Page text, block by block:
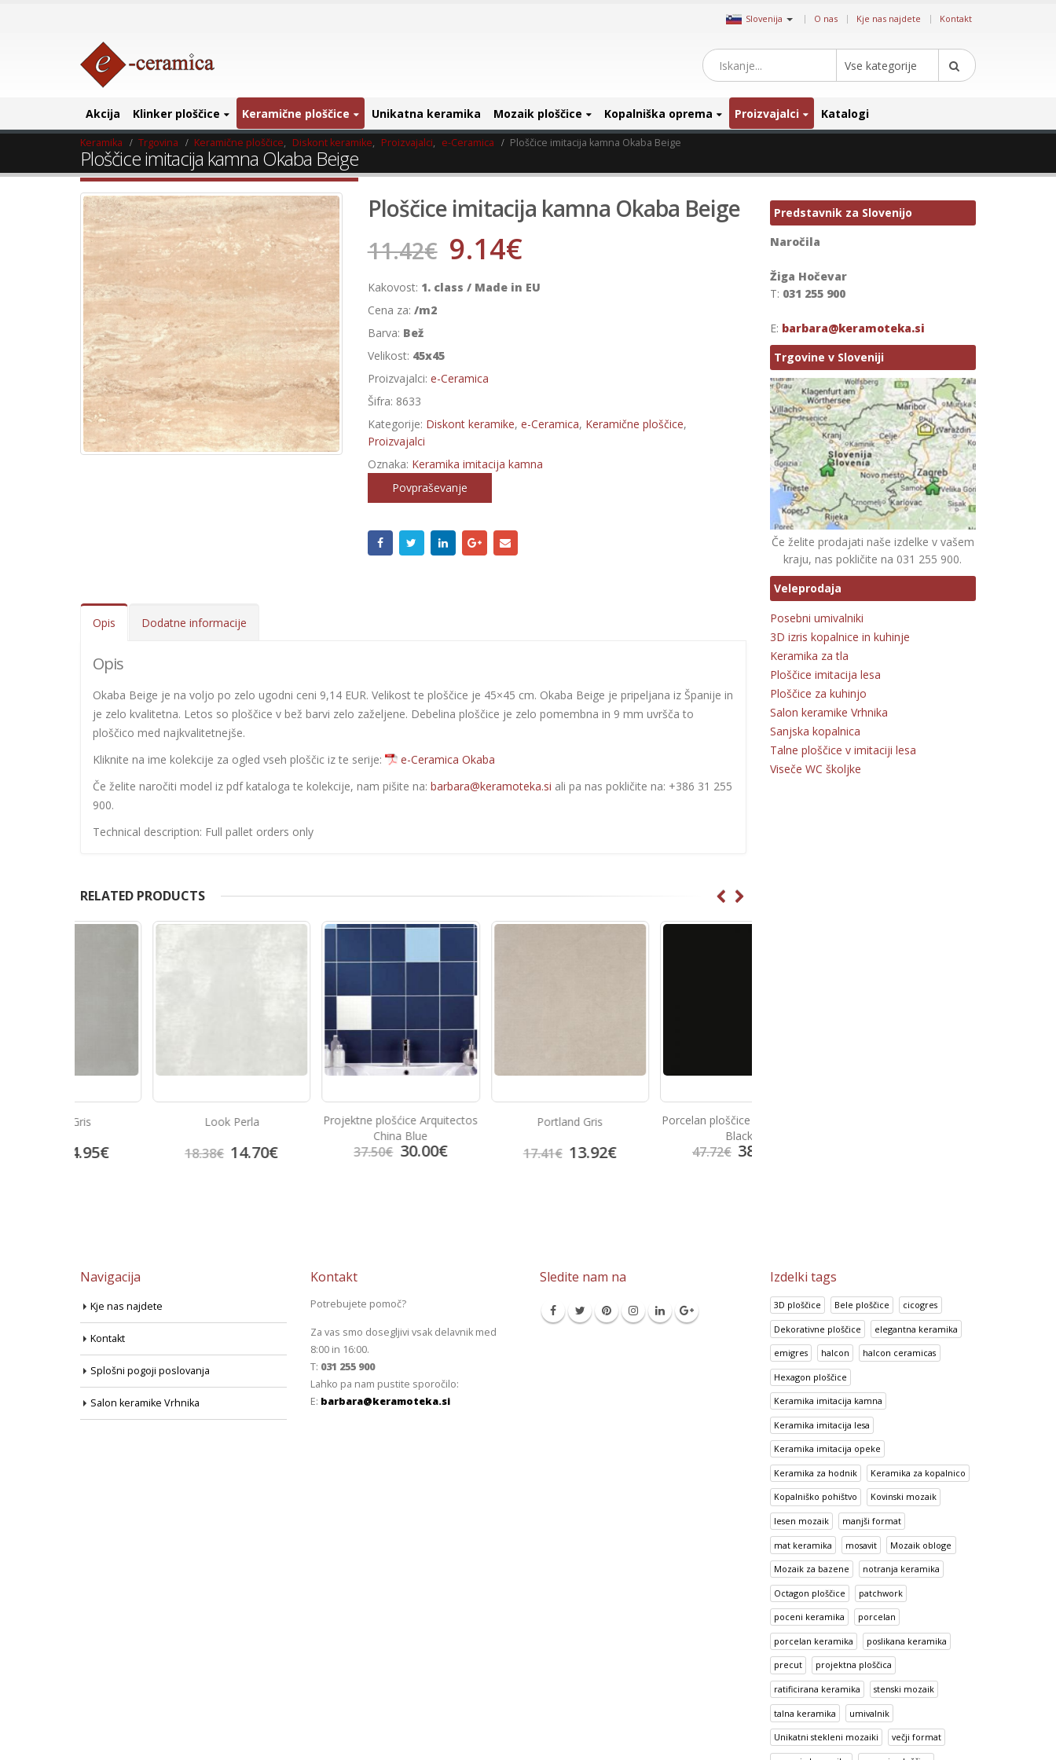
Slovenija | O nas Kje nas najdete Kontakt
Vse kategorije
Akcija Klinker ploščice Keramične ploščice Unikatna keramika Mozaik ploščice Kopalniška oprema Proizvajalci Katalogi
Keramika Trgovina Keramične ploščice, Diskont keramike, Proizvajalci, e-Ceramica Ploščice imitacija kamna Okaba Beige
Ploščice imitacija kamna Okaba Beige
Ploščice imitacija kamna Okaba Beige
11.42€ 9.14€
Kakovost: 1. class / Made in EU
Cena za: /m2
Barva: Bež
Velikost: 45x45
Proizvajalci: e-Ceramica
Šifra: 8633
Kategorije: Diskont keramike, e-Ceramica, Keramične ploščice,
Proizvajalci
Oznaka: Keramika imitacija kamna
Povpraševanje
Opis Dodatne informacije
Opis
Okaba Beige je na voljo po zelo ugodni ceni 9,14 EUR. Velikost te ploščice je 45×45 cm. Okaba Beige je pripeljana iz Španije in
je zelo kvalitetna. Letos so ploščice v bež barvi zelo zaželjene. Debelina ploščice je zelo pomembna in 9 mm uvršča to
ploščico med najkvalitetnejše.
Kliknite na ime kolekcije za ogled vseh ploščic iz te serije:
e-Ceramica Okaba
Če želite naročiti model iz pdf kataloga te kolekcije, nam pišite na: barbara@keramoteka.si ali pa nas pokličite na: +386 31 255
900.
Technical description: Full pallet orders only
RELATED PRODUCTS
14.70€
Projektne plošćice Arquitectos
30.00€
Portland Gris
13.92€
Porcelan ploščice 60×60 Super
38.17€
Predstavnik za Slovenijo
Naročila
Žiga Hočevar
T: 031 255 900
E: barbara@keramoteka.si
Trgovine v Sloveniji
Če želite prodajati naše izdelke v vašem
kraju, nas pokličite na 031 255 900.
Veleprodaja
Posebni umivalniki
3D izris kopalnice in kuhinje
Keramika za tla
Ploščice imitacija lesa
Ploščice za kuhinjo
Salon keramike Vrhnika
Sanjska kopalnica
Talne ploščice v imitaciji lesa
Viseče WC školjke
Navigacija
Kje nas najdete
Kontakt
Splošni pogoji poslovanja
Salon keramike Vrhnika
Kontakt
Potrebujete pomoč?
Za vas smo dosegljivi vsak delavnik med
8:00 in 16:00.
T: 031 255 900
Lahko pa nam pustite sporočilo:
E: barbara@keramoteka.si
Sledite nam na Izdelki tags
3D ploščice Bele ploščice cicogres
Dekorativne ploščice elegantna keramika
emigres halcon halcon ceramicas
Hexagon ploščice
Keramika imitacija kamna
Keramika imitacija lesa
Keramika imitacija opeke
Keramika za hodnik Keramika za kopalnico
Kopalniško pohištvo Kovinski mozaik
lesen mozaik manjši format
mat keramika mosavit Mozaik obloge
Mozaik za bazene notranja keramika
Octagon ploščice patchwork
poceni keramika porcelan
porcelan keramika poslikana keramika
precut projektna ploščica
ratificirana keramika stenski mozaik
talna keramika umivalnik
Unikatni stekleni mozaiki večji format